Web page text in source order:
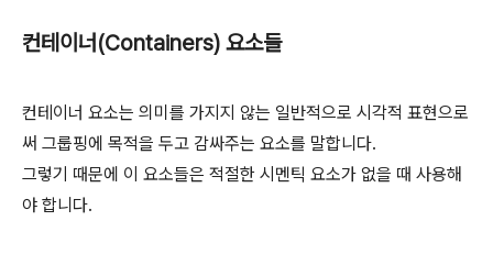
컨테이너(Containers) 요소들
컨테이너 요소는 의미를 가지지 않는 일반적으로 시각적 표현으로
써 그룹핑에 목적을 두고 감싸주는 요소를 말합니다.
그렇기 때문에 이 요소들은 적절한 시멘틱 요소가 없을 때 사용해
야 합니다.